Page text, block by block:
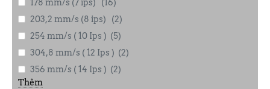
178 mm/s (7 ips)
(16)
203,2 mm/s (8 ips)
(2)
254 mm/s ( 10 Ips ) (5)
304,8 mm/s ( 12 Ips ) (2)
356 mm/s ( 14 Ips ) (2)
Thêm